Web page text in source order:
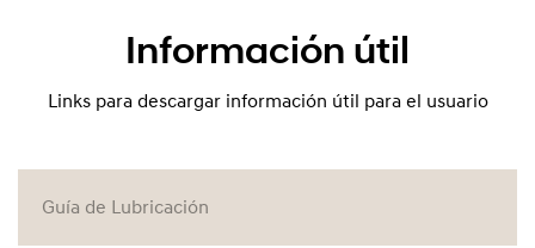
Información útil
Links para descargar información útil para el usuario
Guía de Lubricación